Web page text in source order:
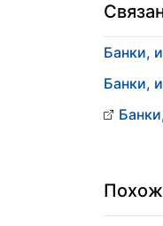
Банки,
Банки,